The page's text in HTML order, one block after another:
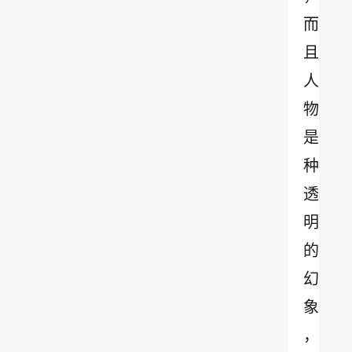
而
且
人
物
是
种
透
明
的
幻
象
，